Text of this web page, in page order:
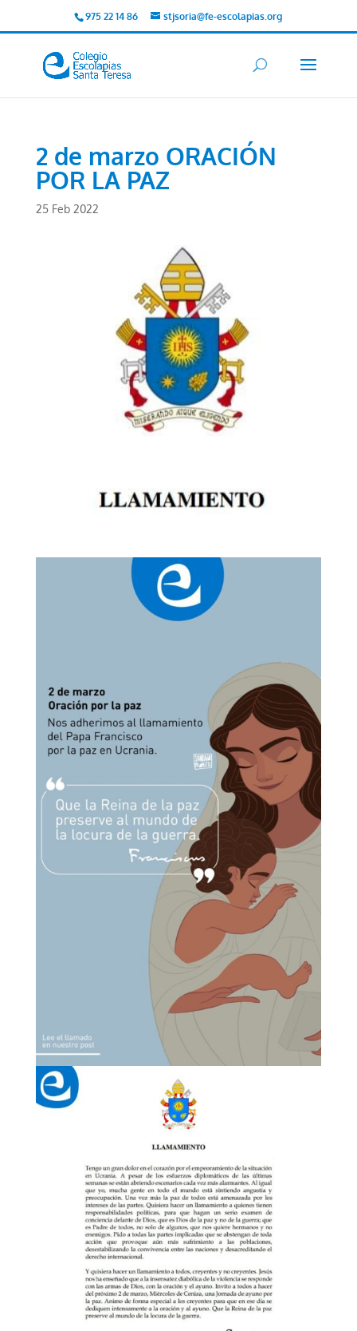
975 22 14 86 stjsoria@fe-escolapias.org
2 de marzo ORACIÓN
POR LA PAZ
25 Feb 2022